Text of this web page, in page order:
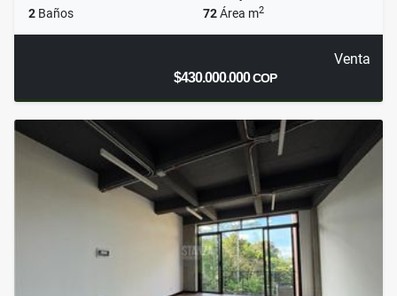
2 Baños 72Área m2
Venta
$430.000.000COP